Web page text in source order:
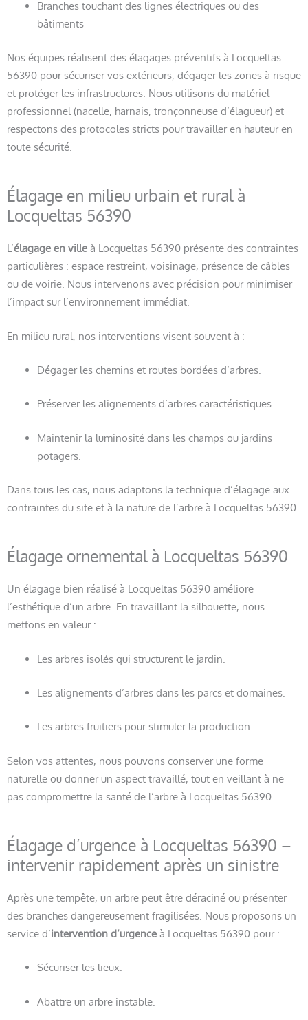
Branches touchant des lignes électriques ou des
bâtiments
Nos équipes réalisent des élagages préventifs à Locqueltas
56390 pour sécuriser vos extérieurs, dégager les zones à risque
et protéger les infrastructures. Nous utilisons du matériel
professionnel (nacelle, harnais, tronçonneuse d’élagueur) et
respectons des protocoles stricts pour travailler en hauteur en
toute sécurité.
Élagage en milieu urbain et rural à
Locqueltas 56390
L’élagage en ville à Locqueltas 56390 présente des contraintes
particulières : espace restreint, voisinage, présence de câbles
ou de voirie. Nous intervenons avec précision pour minimiser
l’impact sur l’environnement immédiat.
En milieu rural, nos interventions visent souvent à :
Dégager les chemins et routes bordées d’arbres.
Préserver les alignements d’arbres caractéristiques.
Maintenir la luminosité dans les champs ou jardins
potagers.
Dans tous les cas, nous adaptons la technique d’élagage aux
contraintes du site et à la nature de l’arbre à Locqueltas 56390.
Élagage ornemental à Locqueltas 56390
Un élagage bien réalisé à Locqueltas 56390 améliore
l’esthétique d’un arbre. En travaillant la silhouette, nous
mettons en valeur :
Les arbres isolés qui structurent le jardin.
Les alignements d’arbres dans les parcs et domaines.
Les arbres fruitiers pour stimuler la production.
Selon vos attentes, nous pouvons conserver une forme
naturelle ou donner un aspect travaillé, tout en veillant à ne
pas compromettre la santé de l’arbre à Locqueltas 56390.
Élagage d’urgence à Locqueltas 56390 –
intervenir rapidement après un sinistre
Après une tempête, un arbre peut être déraciné ou présenter
des branches dangereusement fragilisées. Nous proposons un
service d’intervention d’urgence à Locqueltas 56390 pour :
Sécuriser les lieux.
Abattre un arbre instable.